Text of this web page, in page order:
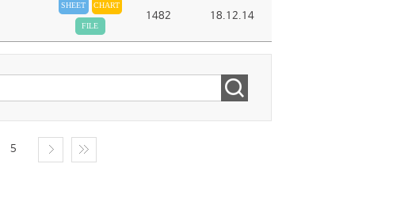
SHEET CHART
FILE
1482 18.12.14
5